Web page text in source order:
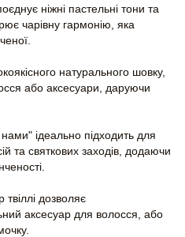
ніжні пастельні тони та
чарівну гармонію, яка
натурального шовку,
або аксесуари, даруючи
нами" ідеально підходить для
та святкових заходів, додаючи
дозволяє
аксесуар для волосся, або